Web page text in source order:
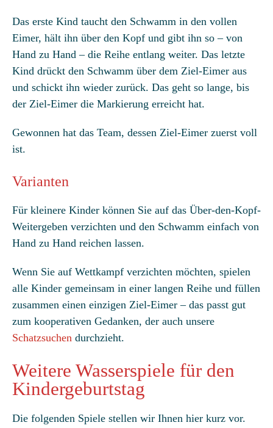
Das erste Kind taucht den Schwamm in den vollen
Eimer, hält ihn über den Kopf und gibt ihn so – von
Hand zu Hand – die Reihe entlang weiter. Das letzte
Kind drückt den Schwamm über dem Ziel-Eimer aus
und schickt ihn wieder zurück. Das geht so lange, bis
der Ziel-Eimer die Markierung erreicht hat.
Gewonnen hat das Team, dessen Ziel-Eimer zuerst voll
ist.
Varianten
Für kleinere Kinder können Sie auf das Über-den-Kopf-
Weitergeben verzichten und den Schwamm einfach von
Hand zu Hand reichen lassen.
Wenn Sie auf Wettkampf verzichten möchten, spielen
alle Kinder gemeinsam in einer langen Reihe und füllen
zusammen einen einzigen Ziel-Eimer – das passt gut
zum kooperativen Gedanken, der auch unsere
Schatzsuchen durchzieht.
Weitere Wasserspiele für den
Kindergeburtstag
Die folgenden Spiele stellen wir Ihnen hier kurz vor.